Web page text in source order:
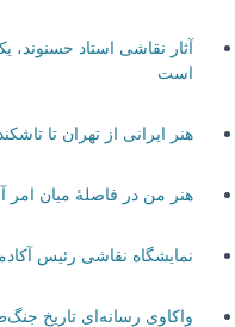
آثار نقاشی استاد حسنوند،
است
هنر ایرانی از تهران تا تاشکند
هنر من در فاصلۀ میان امر
نمایشگاه نقاشی رئیس
واکاوی رسانه‌ای تاریخ